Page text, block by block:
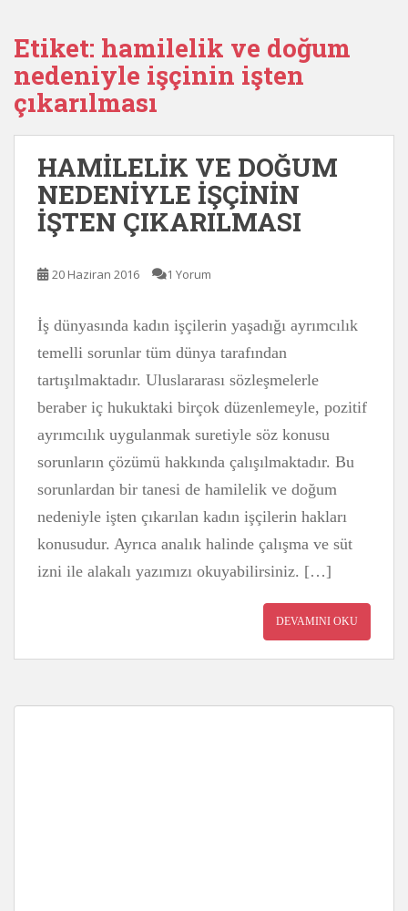
Etiket: hamilelik ve doğum
nedeniyle işçinin işten
çıkarılması
HAMİLELİK VE DOĞUM
NEDENİYLE İŞÇİNİN
İŞTEN ÇIKARILMASI
20 Haziran 2016 1 Yorum
İş dünyasında kadın işçilerin yaşadığı ayrımcılık
temelli sorunlar tüm dünya tarafından
tartışılmaktadır. Uluslararası sözleşmelerle
beraber iç hukuktaki birçok düzenlemeyle, pozitif
ayrımcılık uygulanmak suretiyle söz konusu
sorunların çözümü hakkında çalışılmaktadır. Bu
sorunlardan bir tanesi de hamilelik ve doğum
nedeniyle işten çıkarılan kadın işçilerin hakları
konusudur. Ayrıca analık halinde çalışma ve süt
izni ile alakalı yazımızı okuyabilirsiniz. […]
DEVAMINI OKU